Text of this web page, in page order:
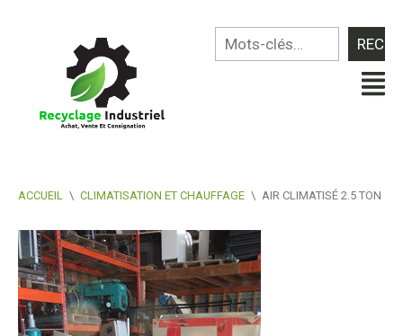
ACCUEIL \ CLIMATISATION ET CHAUFFAGE \ AIR CLIMATISÉ 2.5 TON